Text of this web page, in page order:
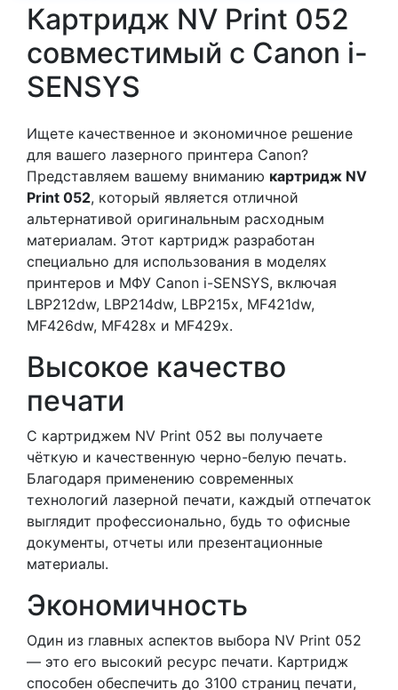
Картридж NV Print 052
совместимый с Canon i-
SENSYS
Ищете качественное и экономичное решение
для вашего лазерного принтера Canon?
Представляем вашему вниманию картридж NV
Print 052, который является отличной
альтернативой оригинальным расходным
материалам. Этот картридж разработан
специально для использования в моделях
принтеров и МФУ Canon i-SENSYS, включая
LBP212dw, LBP214dw, LBP215x, MF421dw,
MF426dw, MF428x и MF429x.
Высокое качество
печати
С картриджем NV Print 052 вы получаете
чёткую и качественную черно-белую печать.
Благодаря применению современных
технологий лазерной печати, каждый отпечаток
выглядит профессионально, будь то офисные
документы, отчеты или презентационные
материалы.
Экономичность
Один из главных аспектов выбора NV Print 052
— это его высокий ресурс печати. Картридж
способен обеспечить до 3100 страниц печати,